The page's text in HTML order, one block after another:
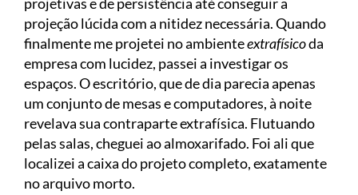
projeção lúcida com a nitidez necessária. Quando
finalmente me projetei no ambienteextrafísicoda
empresa com lucidez, passei a investigar os
espaços. O escritório, que de dia parecia apenas
um conjunto de mesas e computadores, à noite
revelava sua contraparte extrafísica. Flutuando
pelas salas, cheguei ao almoxarifado. Foi ali que
localizei a caixa do projeto completo, exatamente
no arquivo morto.